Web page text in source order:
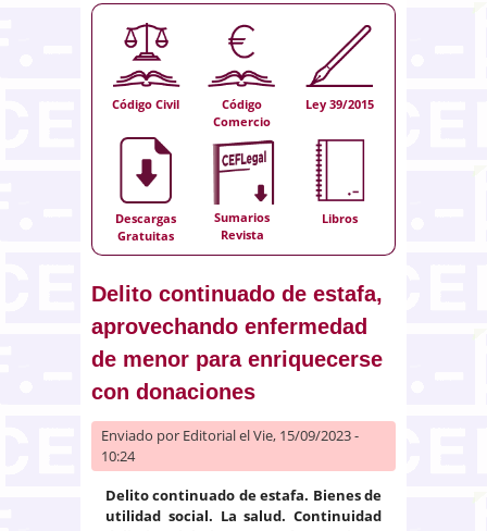
Código Civil
Código
Comercio
Ley 39/2015
Descargas
Gratuitas
Sumarios
Revista
Libros
Delito continuado de estafa,
aprovechando enfermedad
de menor para enriquecerse
con donaciones
Enviado por Editorialel Vie, 15/09/2023 -
10:24
Delito continuado de estafa. Bienes de
utilidad social. La salud. Continuidad